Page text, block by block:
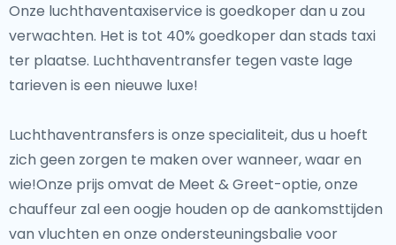
Onze luchthaventaxiservice is goedkoper dan u zou
verwachten. Het is tot 40% goedkoper dan stads taxi
ter plaatse. Luchthaventransfer tegen vaste lage
tarieven is een nieuwe luxe!
Luchthaventransfers is onze specialiteit, dus u hoeft
zich geen zorgen te maken over wanneer, waar en
wie!Onze prijs omvat de Meet & Greet-optie, onze
chauffeur zal een oogje houden op de aankomsttijden
van vluchten en onze ondersteuningsbalie voor